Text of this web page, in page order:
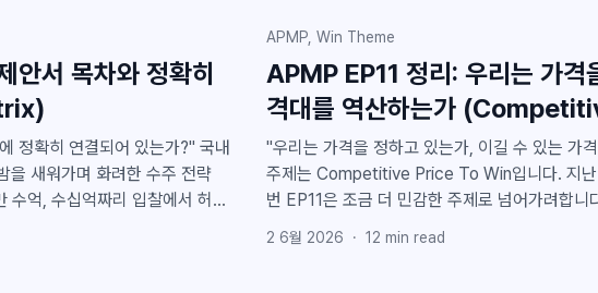
하고 있지만 내부 리소스 때문에 사업 발굴과 제안서 작성이
트는 지금까지 가능해 보이는 사업들도 거절해
력은 충분한데 공공 쪽은 아직 시작을 못 하신
"우리한테 맞는 공고가 있는지도 모르겠고, 있다
안서 목차와 정확히
확히 연결되어 있는가?" 국내
을 새워가며 화려한 수주 전략
인 곳에서 구멍이 나 있습니다.
APMP, Win Theme
APMP EP11 정리: 우리는 가격
격대를 역산하는가
"우리는 가격을 정하고 있는가, 이길 수 있는 가격대를 역
주제는 Competitive Price To Win입니다. 지난 EP10에서 Proof Points를 다뤘다면, 이
번 EP11은 조금 더 민감한 주제로 넘어가려합니다. 바로 가격
To Win은 단순한 가격 책정 문제가 아닙니다. 좋
2 6월 2026 · 12 min read